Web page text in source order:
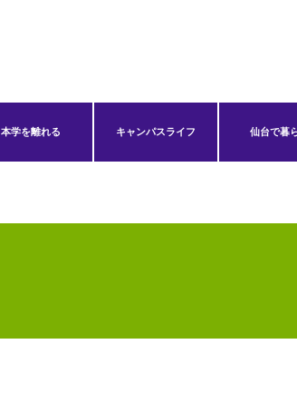
本学を離れる キャンパスライフ 仙台で暮